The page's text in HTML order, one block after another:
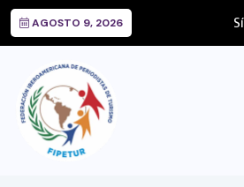
AGOSTO 9, 2026